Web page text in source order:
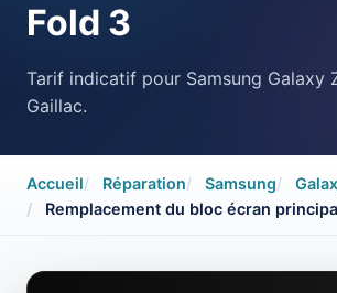
Tarifs réparations
Contact
Fold 3
Tarif indicatif pour Samsung Galaxy
Gaillac.
Accueil Réparation Samsung
Remplacement du bloc écran